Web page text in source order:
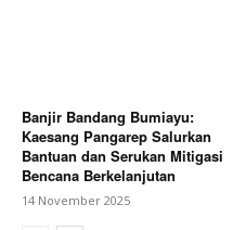
Banjir Bandang Bumiayu:
Kaesang Pangarep Salurkan
Bantuan dan Serukan Mitigasi
Bencana Berkelanjutan
14 November 2025